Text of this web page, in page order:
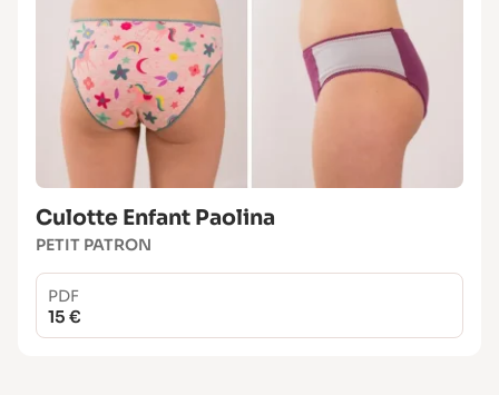
Culotte Enfant Paolina
PETIT PATRON
PDF
15 €